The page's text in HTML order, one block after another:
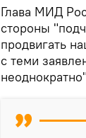
Глава МИД
стороны
продвигать
с теми